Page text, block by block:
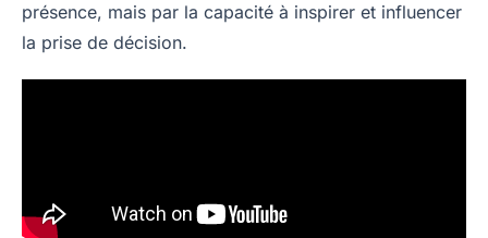
présence, mais par la capacité à inspirer et influencer
la prise de décision.